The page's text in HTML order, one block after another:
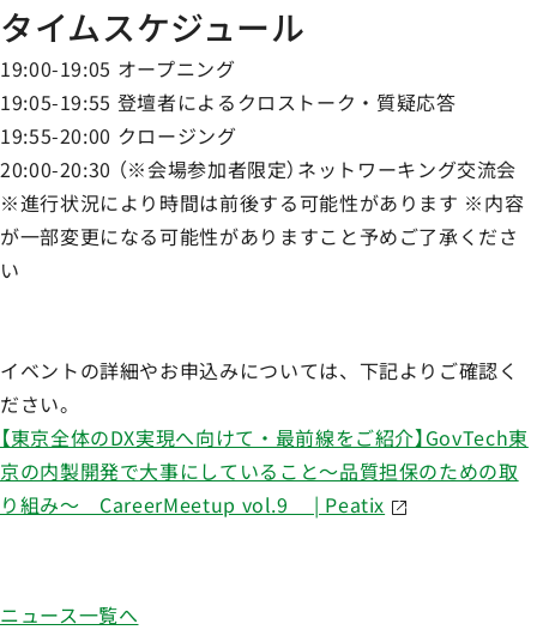
タイムスケジュール
19:00-19:05 オープニング
19:05-19:55 登壇者によるクロストーク・質疑応答
19:55-20:00 クロージング
20:00-20:30 （※会場参加者限定）ネットワーキング交流会
※進行状況により時間は前後する可能性があります ※内容
が一部変更になる可能性がありますこと予めご了承くださ
い
イベントの詳細やお申込みについては、下記よりご確認く
ださい。
【東京全体のDX実現へ向けて・最前線をご紹介】GovTech東
京の内製開発で大事にしていること～品質担保のための取
り組み～ CareerMeetup vol.9 | Peatix
ニュース一覧へ